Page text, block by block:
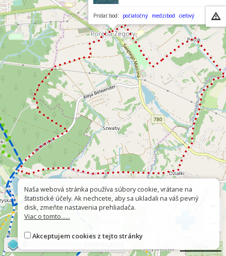
Pridať bod: počiatočný medzibod cieľový
Naša webová stránka používa súbory cookie, vrátane na
štatistické účely. Ak nechcete, aby sa ukladali na váš pevný
disk, zmeňte nastavenia prehliadača.
Viac o tomto......
Akceptujem cookies z tejto stránky